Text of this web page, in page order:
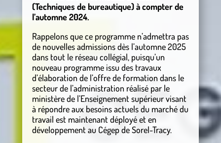
(Techniques de bureautique) à compter de
l’automne 2024.
Rappelons que ce programme n’admettra pas
de nouvelles admissions dès l’automne 2025
dans tout le réseau collégial, puisqu’un
nouveau programme issu des travaux
d’élaboration de l’offre de formation dans le
secteur de l’administration réalisé par le
ministère de l’Enseignement supérieur visant
à répondre aux besoins actuels du marché du
travail est maintenant déployé et en
développement au Cégep de Sorel-Tracy.